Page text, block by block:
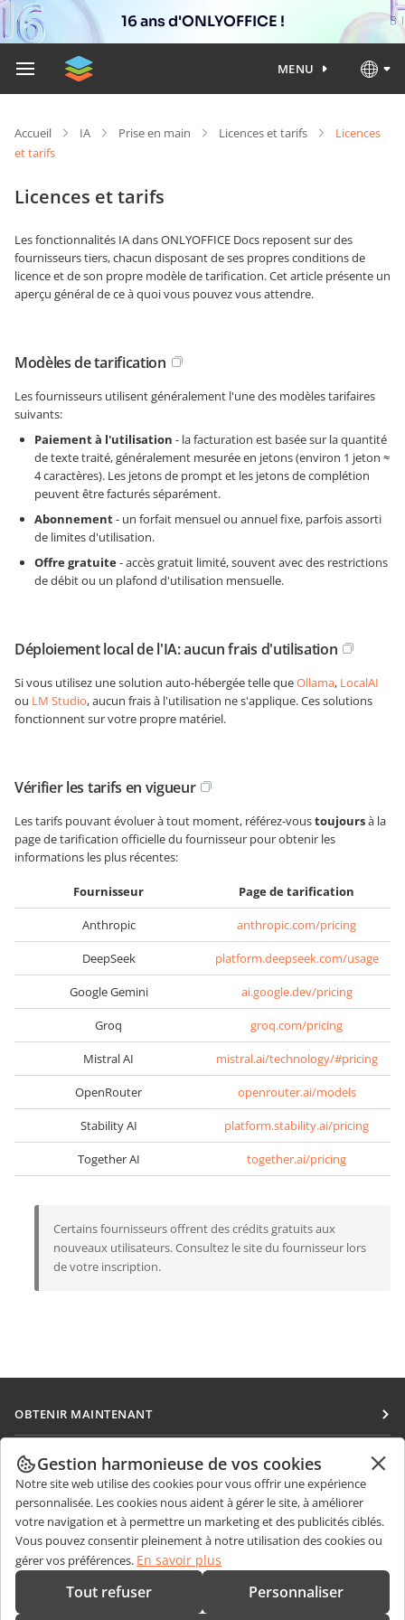
16 ans d'ONLYOFFICE !
MENU
Accueil IA Prise en main Licences et tarifs
Licences
et tarifs
Licences et tarifs
Les fonctionnalités IA dans ONLYOFFICE Docs reposent sur des
fournisseurs tiers, chacun disposant de ses propres conditions de
licence et de son propre modèle de tarification. Cet article présente un
aperçu général de ce à quoi vous pouvez vous attendre.
Modèles de tarification
Les fournisseurs utilisent généralement l'une des modèles tarifaires
suivants:
Paiement à l'utilisation - la facturation est basée sur la quantité
de texte traité, généralement mesurée en jetons (environ 1 jeton ≈
4 caractères). Les jetons de prompt et les jetons de complétion
peuvent être facturés séparément.
Abonnement- un forfait mensuel ou annuel fixe, parfois assorti
de limites d'utilisation.
Offre gratuite- accès gratuit limité, souvent avec des restrictions
de débit ou un plafond d'utilisation mensuelle.
Déploiement local de l'IA: aucun frais d'utilisation
Si vous utilisez une solution auto-hébergée telle queOllama, LocalAI
ou LM Studio, aucun frais à l'utilisation ne s'applique. Ces solutions
fonctionnent sur votre propre matériel.
Vérifier les tarifs en vigueur
Les tarifs pouvant évoluer à tout moment, référez-voustoujoursà la
page de tarification officielle du fournisseur pour obtenir les
informations les plus récentes:
Fournisseur Page de tarification
Anthropic anthropic.com/pricing
DeepSeek platform.deepseek.com/usage
Google Gemini ai.google.dev/pricing
Groq groq.com/pricing
Mistral AI mistral.ai/technology/#pricing
OpenRouter openrouter.ai/models
Stability AI platform.stability.ai/pricing
Together AI together.ai/pricing
Certains fournisseurs offrent des crédits gratuits aux
nouveaux utilisateurs. Consultez le site du fournisseur lors
de votre inscription.
OBTENIR MAINTENANT
Docs
DocSpace
Workspace
Connecteurs
Applications de bureau
Applications mobiles
COLLABORATION
Pour les contributeurs
Pour les traducteurs
Pour les influenceurs
Offres d'emploi
OBTENIR DES NOUVELLES
Blog
OBTENIR DE L'AIDE
Forum
CONTACTEZ-NOUS
Questions de ventes
sales@onlyoffice.com
Gestion harmonieuse de vos cookies
Notre site web utilise des cookies pour vous offrir une expérience
personnalisée. Les cookies nous aident à gérer le site, à améliorer
votre navigation et à permettre un marketing et des publicités ciblés.
Vous pouvez consentir pleinement à notre utilisation des cookies ou
gérer vos préférences. En savoir plus
Tout refuser Personnaliser